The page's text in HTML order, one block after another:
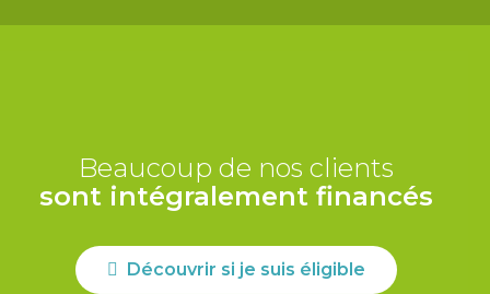
Beaucoup de nos clients
sont intégralement financés
Découvrir si je suis éligible